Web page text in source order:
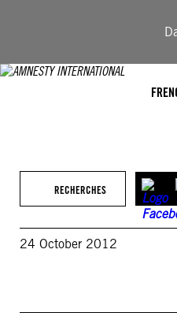
RECHERCHES
24 October 2012